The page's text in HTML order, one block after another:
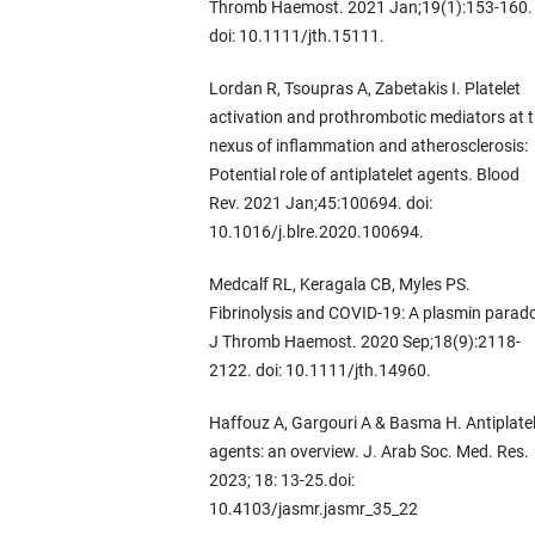
Thromb Haemost. 2021 Jan;19(1):153-160.
doi: 10.1111/jth.15111.
Lordan R, Tsoupras A, Zabetakis I. Platelet
activation and prothrombotic mediators at
nexus of inflammation and atherosclerosis:
Potential role of antiplatelet agents. Blood
Rev. 2021 Jan;45:100694. doi:
10.1016/j.blre.2020.100694.
Medcalf RL, Keragala CB, Myles PS.
Fibrinolysis and COVID-19: A plasmin
J Thromb Haemost. 2020 Sep;18(9):2118-
2122. doi: 10.1111/jth.14960.
Haffouz A, Gargouri A & Basma H.
agents: an overview. J. Arab Soc. Med. Res.
2023; 18: 13-25.doi:
10.4103/jasmr.jasmr_35_22